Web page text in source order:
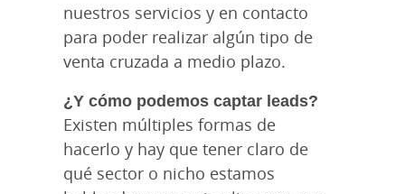
nuestros servicios y en contacto
para poder realizar algún tipo de
venta cruzada a medio plazo.
¿Y cómo podemos captar leads?
Existen múltiples formas de
hacerlo y hay que tener claro de
qué sector o nicho estamos